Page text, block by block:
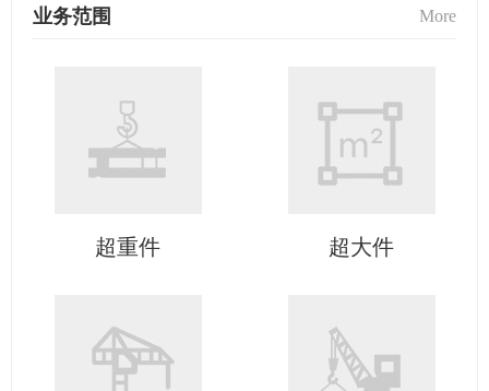
业务范围 More
超重件 超大件